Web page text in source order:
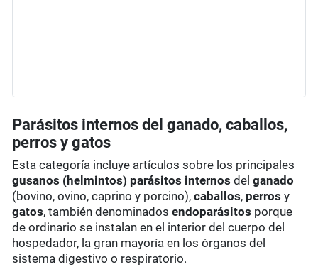
Parásitos internos del ganado, caballos,
perros y gatos
Esta categoría incluye artículos sobre los principales
gusanos (helmintos) parásitos internos delganado
(bovino, ovino, caprino y porcino),caballos, perros y
gatos, también denominadosendoparásitos porque
de ordinario se instalan en el interior del cuerpo del
hospedador, la gran mayoría en los órganos del
sistema digestivo o respiratorio.